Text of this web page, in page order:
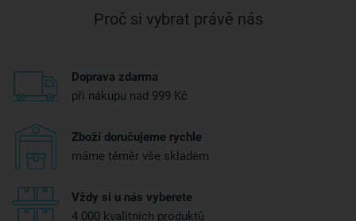
Proč si vybrat právě nás
Doprava zdarma
při nákupu nad 999 Kč
Zboží doručujeme rychle
máme téměr vše skladem
Vždy si u nás vyberete
4 000 kvalitních produktů